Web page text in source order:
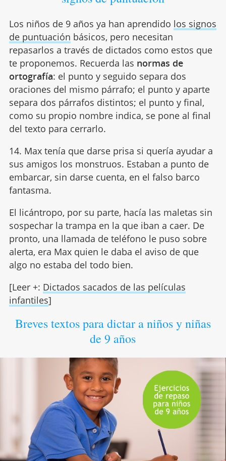
Los niños de 9 años ya han aprendido los signos
de puntuación básicos, pero necesitan
repasarlos a través de dictados como estos que
te proponemos. Recuerda las normas de
ortografía: el punto y seguido separa dos
oraciones del mismo párrafo; el punto y aparte
separa dos párrafos distintos; el punto y final,
como su propio nombre indica, se pone al final
del texto para cerrarlo.
14. Max tenía que darse prisa si quería ayudar a
sus amigos los monstruos. Estaban a punto de
embarcar, sin darse cuenta, en el falso barco
fantasma.
El licántropo, por su parte, hacía las maletas sin
sospechar la trampa en la que iban a caer. De
pronto, una llamada de teléfono le puso sobre
alerta, era Max quien le daba el aviso de que
algo no estaba del todo bien.
[Leer +: Dictados sacados de las películas
infantiles]
Breves textos para dictar a niños y niñas
de 9 años